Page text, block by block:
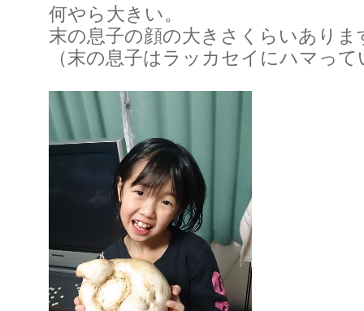
何やら大きい。
末の息子の顔の大きさくらいありま
（末の息子はラッカセイにハマっ